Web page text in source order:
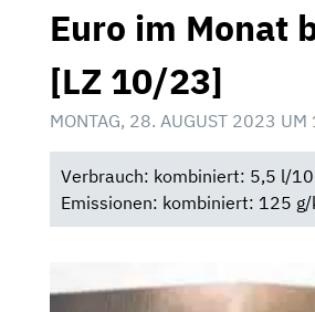
Euro im Monat
[LZ 10/23]
MONTAG, 28. AUGUST 2023
Verbrauch: kombiniert: 5,5 l/
Emissionen: kombiniert: 125 g/